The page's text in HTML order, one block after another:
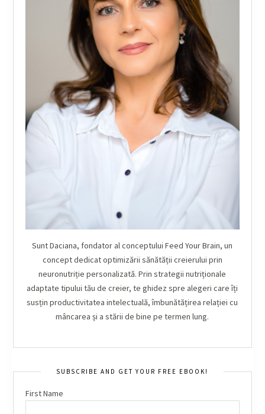
Sunt Daciana, fondator al conceptului Feed Your Brain, un
concept dedicat optimizării sănătății creierului prin
neuronutriție personalizată. Prin strategii nutriționale
adaptate tipului tău de creier, te ghidez spre alegeri care îți
susțin productivitatea intelectuală, îmbunătățirea relației cu
mâncarea și a stării de bine pe termen lung.
SUBSCRIBE AND GET YOUR FREE EBOOK!
First Name